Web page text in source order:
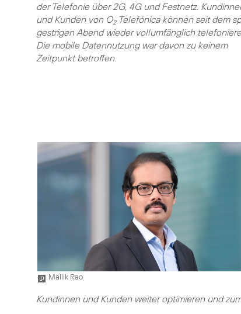
der Telefonie über 2G, 4G und Festnetz.
und Kunden von O2Telefónica können seit dem
gestrigen Abend wieder vollumfänglich
Die mobile Datennutzung war davon zu keinem
Zeitpunkt betroffen.
Mallik Rao
Kundinnen und Kunden weiter optimieren und